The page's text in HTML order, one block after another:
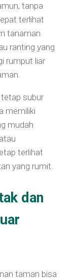
tanpa
terlihat
tanaman
ranting yang
rumput liar
subur
memiliki
mudah
terlihat
yang rumit.
dan
taman bisa